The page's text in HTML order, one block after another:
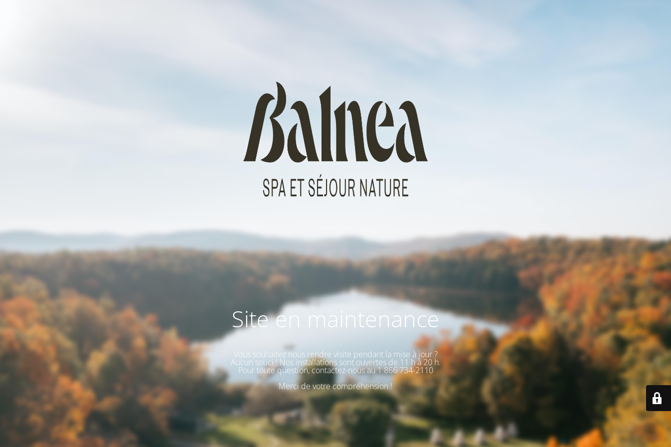
Site en maintenance
Vous souhaitez nous rendre visite pendant la mise à jour ?
Aucun souci ! Nos installations sont ouvertes de 11 h à 20 h.
Pour toute question, contactez-nous au 1 866 734-2110
Merci de votre compréhension !